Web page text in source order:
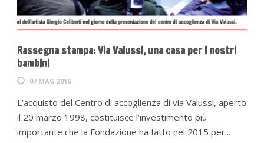
Rassegna stampa: Via Valussi, una casa per i nostri
bambini
07 MAG 2016
L’acquisto del Centro di accoglienza di via Valussi, aperto
il 20 marzo 1998, costituisce l’investimento più
importante che la Fondazione ha fatto nel 2015 per...